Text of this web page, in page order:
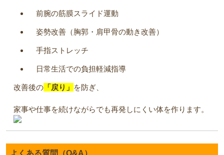
前腕の筋膜スライド運動
姿勢改善（胸郭・肩甲骨の動き改善）
手指ストレッチ
日常生活での負担軽減指導
改善後の 「戻り」 を防ぎ、
家事や仕事を続けながらでも再発しにくい体を作ります。